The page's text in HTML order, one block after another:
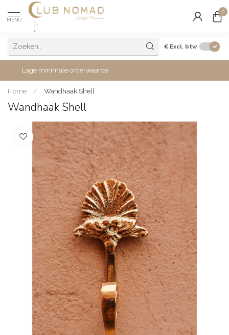
MENU
0
€ Excl. btw
Lage minimale orderwaarde
Home / Wandhaak Shell
Wandhaak Shell